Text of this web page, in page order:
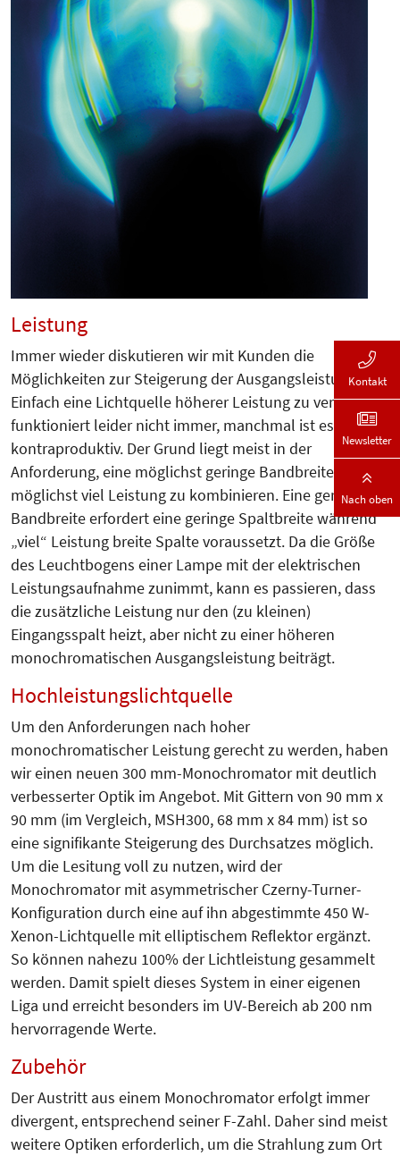
Leistung
Immer wieder diskutieren wir mit Kunden die
Möglichkeiten zur Steigerung der Ausgangsleistung.
Einfach eine Lichtquelle höherer Leistung zu verwenden
funktioniert leider nicht immer, manchmal ist es sogar
kontraproduktiv. Der Grund liegt meist in der
Anforderung, eine möglichst geringe Bandbreite mit
möglichst viel Leistung zu kombinieren. Eine geringe
Bandbreite erfordert eine geringe Spaltbreite während
„viel“ Leistung breite Spalte voraussetzt. Da die Größe
des Leuchtbogens einer Lampe mit der elektrischen
Leistungsaufnahme zunimmt, kann es passieren, dass
die zusätzliche Leistung nur den (zu kleinen)
Eingangsspalt heizt, aber nicht zu einer höheren
monochromatischen Ausgangsleistung beiträgt.
Hochleistungslichtquelle
Um den Anforderungen nach hoher
monochromatischer Leistung gerecht zu werden, haben
wir einen neuen 300 mm-Monochromator mit deutlich
verbesserter Optik im Angebot. Mit Gittern von 90 mm x
90 mm (im Vergleich, MSH300, 68 mm x 84 mm) ist so
eine signifikante Steigerung des Durchsatzes möglich.
Um die Lesitung voll zu nutzen, wird der
Monochromator mit asymmetrischer Czerny-Turner-
Konfiguration durch eine auf ihn abgestimmte 450 W-
Xenon-Lichtquelle mit elliptischem Reflektor ergänzt.
So können nahezu 100% der Lichtleistung gesammelt
werden. Damit spielt dieses System in einer eigenen
Liga und erreicht besonders im UV-Bereich ab 200 nm
hervorragende Werte.
Zubehör
Der Austritt aus einem Monochromator erfolgt immer
divergent, entsprechend seiner F-Zahl. Daher sind meist
weitere Optiken erforderlich, um die Strahlung zum Ort
Kontakt
Newsletter
Nach oben